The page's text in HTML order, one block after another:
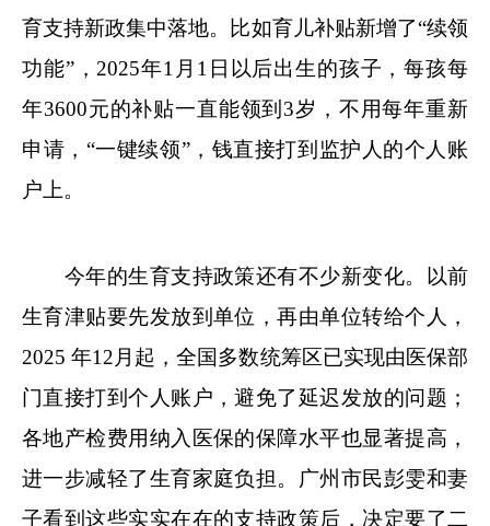
育支持新政集中落地。比如育儿补贴新增了“续领
功能”，2025年1月1日以后出生的孩子，每孩每
年3600元的补贴一直能领到3岁，不用每年重新
申请，“一键续领”，钱直接打到监护人的个人账
户上。
今年的生育支持政策还有不少新变化。以前
生育津贴要先发放到单位，再由单位转给个人，
2025 年12月起，全国多数统筹区已实现由医保部
门直接打到个人账户，避免了延迟发放的问题；
各地产检费用纳入医保的保障水平也显著提高，
进一步减轻了生育家庭负担。广州市民彭雯和妻
子看到这些实实在在的支持政策后，决定要了二